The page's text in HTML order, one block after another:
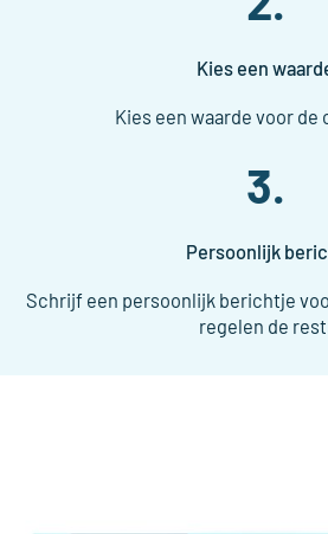
Kies een
Kies een waarde voor de
3.
Persoonlijk
Schrijf een persoonlijk berichtje
regelen de